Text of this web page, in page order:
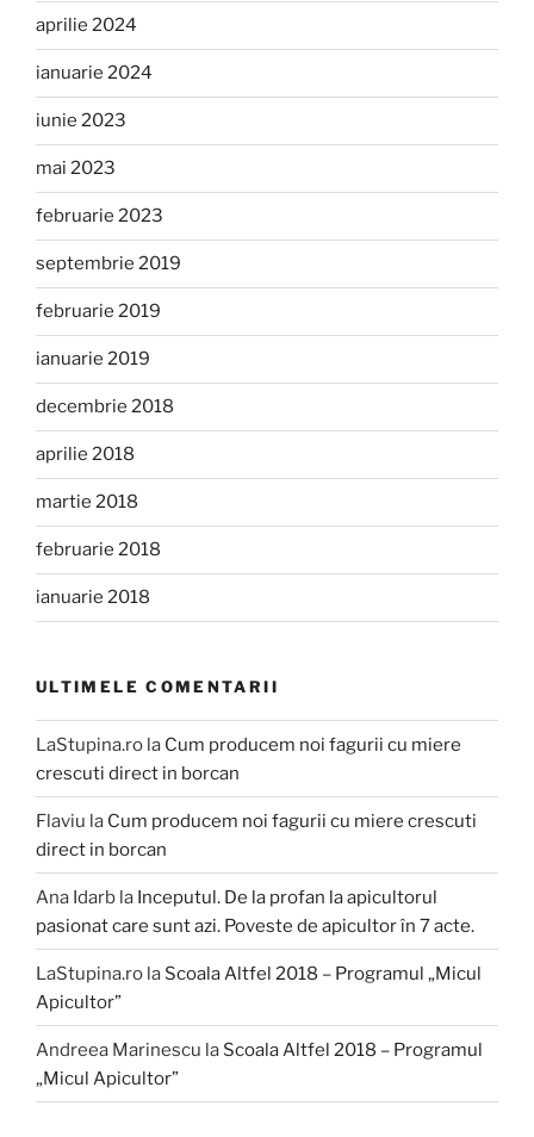
aprilie 2024
ianuarie 2024
iunie 2023
mai 2023
februarie 2023
septembrie 2019
februarie 2019
ianuarie 2019
decembrie 2018
aprilie 2018
martie 2018
februarie 2018
ianuarie 2018
ULTIMELE COMENTARII
LaStupina.ro la Cum producem noi fagurii cu miere
crescuti direct in borcan
Flaviu la Cum producem noi fagurii cu miere crescuti
direct in borcan
Ana Idarb la Inceputul. De la profan la apicultorul
pasionat care sunt azi. Poveste de apicultor în 7 acte.
LaStupina.ro la Scoala Altfel 2018 – Programul „Micul
Apicultor”
Andreea Marinescu la Scoala Altfel 2018 – Programul
„Micul Apicultor”